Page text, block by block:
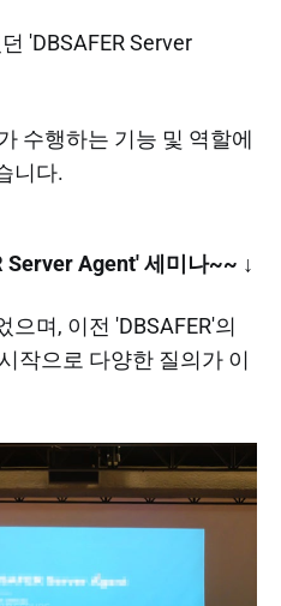
'DBSAFER Server
수행하는 기능 및 역할에
니다.
Server Agent' 세미나~~ ↓
며, 이전 'DBSAFER'의
작으로 다양한 질의가 이